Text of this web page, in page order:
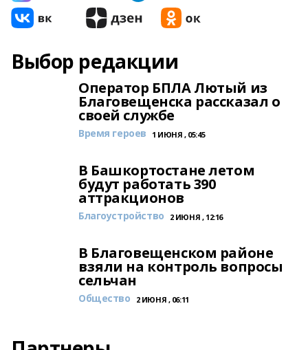
Выбор редакции
Оператор БПЛА Лютый из
Благовещенска рассказал о
своей службе
Время героев 1 ИЮНЯ , 05:45
В Башкортостане летом
будут работать 390
аттракционов
Благоустройство 2 ИЮНЯ , 12:16
В Благовещенском районе
взяли на контроль вопросы
сельчан
Общество 2 ИЮНЯ , 06:11